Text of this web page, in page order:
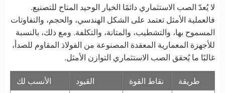
لا يُعدّ الصب الاستثماري دائمًا الخيار الوحيد المتاح للتصنيع.
فالعملية الأمثل تعتمد على الشكل الهندسي، والحجم، والتفاوتات
المسموح بها، والتشطيب، والمتانة، والتكلفة. ومع ذلك، بالنسبة
للأجهزة المعمارية المعقدة المصنوعة من الفولاذ المقاوم للصدأ،
غالبًا ما يُحقق الصب الاستثماري التوازن الأمثل.
طريقة نقاط القوة القيود
الأنسب لك